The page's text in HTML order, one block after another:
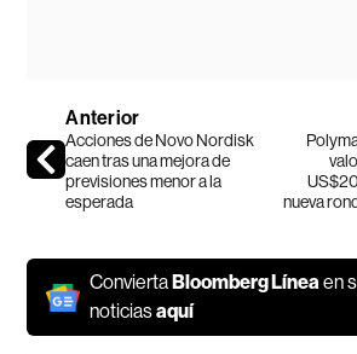
Anterior
Acciones de Novo Nordisk
caen tras una mejora de
previsiones menor a la
esperada
nueva
Convierta Bloomberg Líneaen
noticiasaquí